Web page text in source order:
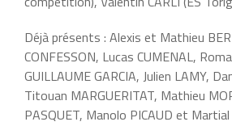
Déjà présents : Alexis et Mathieu
CONFESSON, Lucas CUMENAL,
GUILLAUME GARCIA, Julien LAMY,
Titouan MARGUERITAT, Mathieu
PASQUET, Manolo PICAUD et